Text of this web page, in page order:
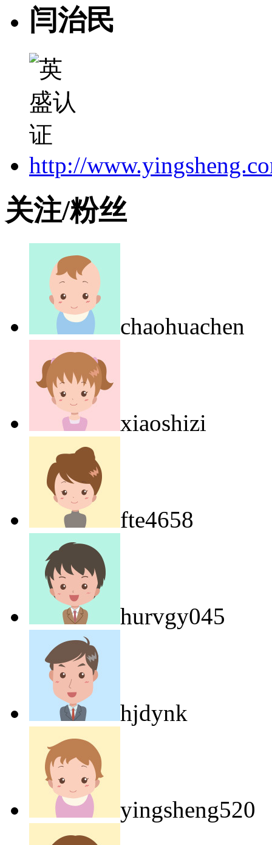
闫治民
http://
关注/粉丝
chaohuachen
xiaoshizi
fte4658
hurvgy045
hjdynk
yingsheng520